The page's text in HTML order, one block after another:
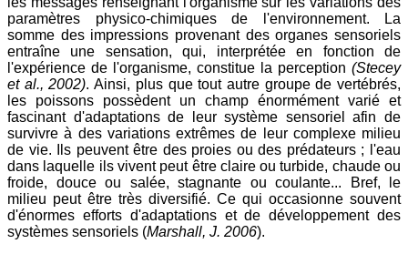
paramètres physico-chimiques de l'environnement. La
somme des impressions provenant des organes sensoriels
entraîne une sensation, qui, interprétée en fonction de
l'expérience de l'organisme, constitue la perception (Stecey
et al., 2002). Ainsi, plus que tout autre groupe de vertébrés,
les poissons possèdent un champ énormément varié et
fascinant d'adaptations de leur système sensoriel afin de
survivre à des variations extrêmes de leur complexe milieu
de vie. Ils peuvent être des proies ou des prédateurs ; l'eau
dans laquelle ils vivent peut être claire ou turbide, chaude ou
froide, douce ou salée, stagnante ou coulante... Bref, le
milieu peut être très diversifié. Ce qui occasionne souvent
d'énormes efforts d'adaptations et de développement des
systèmes sensoriels (Marshall, J. 2006).